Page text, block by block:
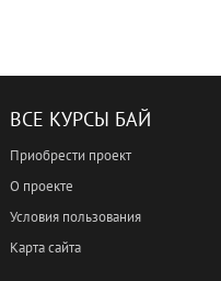
ВСЕ КУРСЫ БАЙ
Приобрести проект
О проекте
Условия пользования
Карта сайта